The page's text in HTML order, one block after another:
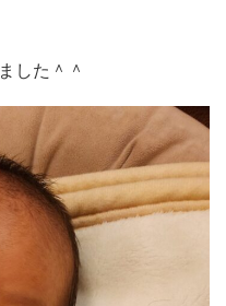
した＾＾